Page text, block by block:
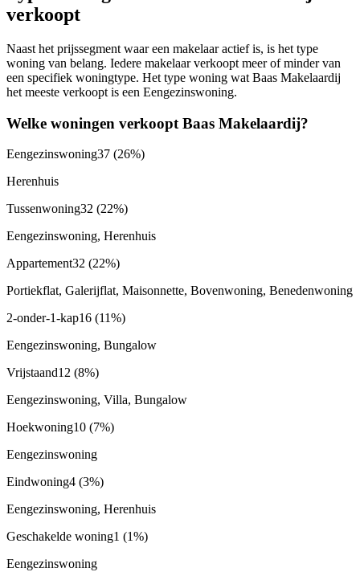
verkoopt
Naast het prijssegment waar een makelaar actief is, is het type
woning van belang. Iedere makelaar verkoopt meer of minder van
een specifiek woningtype. Het type woning wat Baas Makelaardij
het meeste verkoopt is een Eengezinswoning.
Welke woningen verkoopt Baas Makelaardij?
Eengezinswoning37 (26%)
Herenhuis
Tussenwoning32 (22%)
Eengezinswoning, Herenhuis
Appartement32 (22%)
Portiekflat, Galerijflat, Maisonnette, Bovenwoning, Benedenwoning
2-onder-1-kap16 (11%)
Eengezinswoning, Bungalow
Vrijstaand12 (8%)
Eengezinswoning, Villa, Bungalow
Hoekwoning10 (7%)
Eengezinswoning
Eindwoning4 (3%)
Eengezinswoning, Herenhuis
Geschakelde woning1 (1%)
Eengezinswoning